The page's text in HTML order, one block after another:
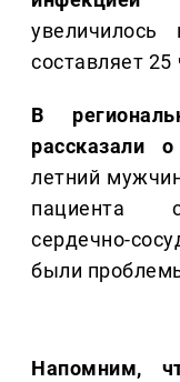
составляет 25
В
рассказали
летний
пациента
сердечно-
были
Напомним,